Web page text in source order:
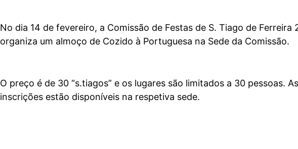
No dia 14 de fevereiro, a Comissão de Festas de S. Tiago de Ferreira
organiza um almoço de Cozido à Portuguesa na Sede da Comissão.
O preço é de 30 “s.tiagos” e os lugares são limitados a 30 pessoas. As
inscrições estão disponíveis na respetiva sede.